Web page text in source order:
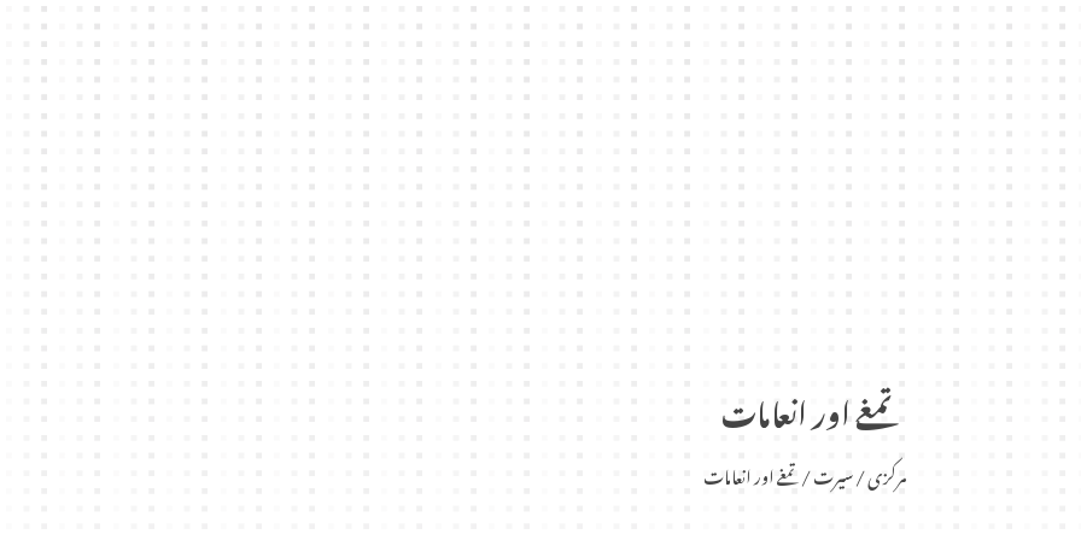
تمغے اور انعامات
مرکزی سیرت تمغے اور انعامات